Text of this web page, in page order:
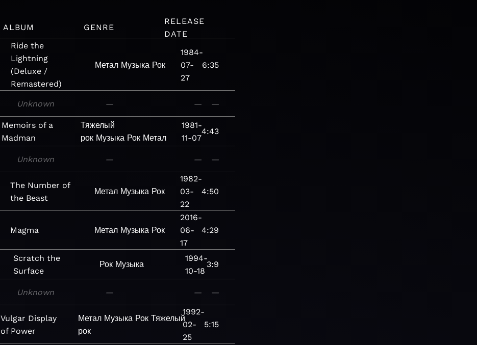
ALBUM GENRE
RELEASE
DATE
Ride the
Lightning
(Deluxe /
Remastered)
Метал Музыка Рок
1984-
07-
27
6:35
Unknown — — —
Memoirs of a
Madman
Тяжелый
рок Музыка Рок Метал
1981-
11-07
4:43
Unknown — — —
The Number of
the Beast
Метал Музыка Рок
1982-
03-
22
4:50
Magma Метал Музыка Рок
2016-
06-
17
4:29
Scratch the
Surface
Рок Музыка
1994-
10-18
3:9
Unknown — — —
Vulgar Display
of Power
Метал Музыка Рок Тяжелый
рок
1992-
02-
25
5:15